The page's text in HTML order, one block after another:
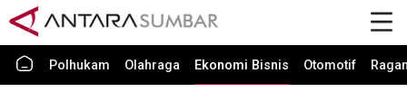
Polhukam Olahraga Ekonomi Bisnis Otomotif